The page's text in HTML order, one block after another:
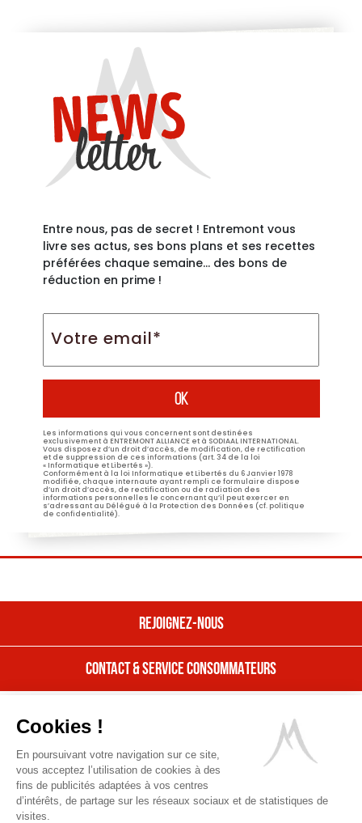
Entre nous, pas de secret ! Entremont vous
livre ses actus, ses bons plans et ses recettes
préférées chaque semaine… des bons de
réduction en prime !
email*
Les informations qui vous concernent sont destinées
exclusivement à ENTREMONT ALLIANCE et à SODIAAL INTERNATIONAL.
Vous disposez d’un droit d’accès, de modification, de rectification
et de suppression de ces informations (art. 34 de la loi
« Informatique et Libertés »).
Conformément à la loi Informatique et Libertés du 6 Janvier 1978
modifiée, chaque internaute ayant rempli ce formulaire dispose
d’un droit d’accès, de rectification ou de radiation des
informations personnelles le concernant qu’il peut exercer en
s’adressant au Délégué à la Protection des Données (cf. politique
de confidentialité).
REJOIGNEZ-NOUS
REJOIGNEZ NOUS
Nous rejoindre
Ressources Humaines,
Une entreprise fière de ses valeurs
Découvrir
CONTACT & SERVICE CONSOMMATEURS
CONTACT & SERVICE CONSOMMATEURS
Contactez Entremont
Une question, une suggestion, une
remarque sur nos produits ? Nous
sommes à votre écoute.
Mentions Légales
gestions des cookies & données personnelles
POUR VOTRE SANTÉ, MANGEZ 5 FRUITS ET LÉGUMES
Cookies !
En poursuivant votre navigation sur ce site,
vous acceptez l’utilisation de cookies à des
fins de publicités adaptées à vos centres
d’intérêts, de partage sur les réseaux sociaux et de statistiques de
visites.